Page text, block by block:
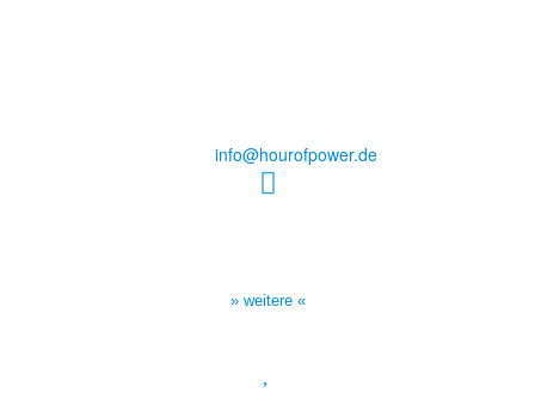
info@hourofpower.de
» weitere «